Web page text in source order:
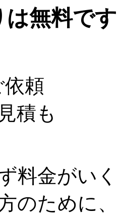
は無料で
料金がい
のために